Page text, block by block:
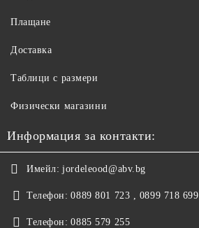
Плащане
Доставка
Таблици с размери
Физически магазини
Информация за контакти:
Имейл: jordeleood@abv.bg
Телефон: 0889 801 723 , 0899 718 699
Телефон: 0885 579 255